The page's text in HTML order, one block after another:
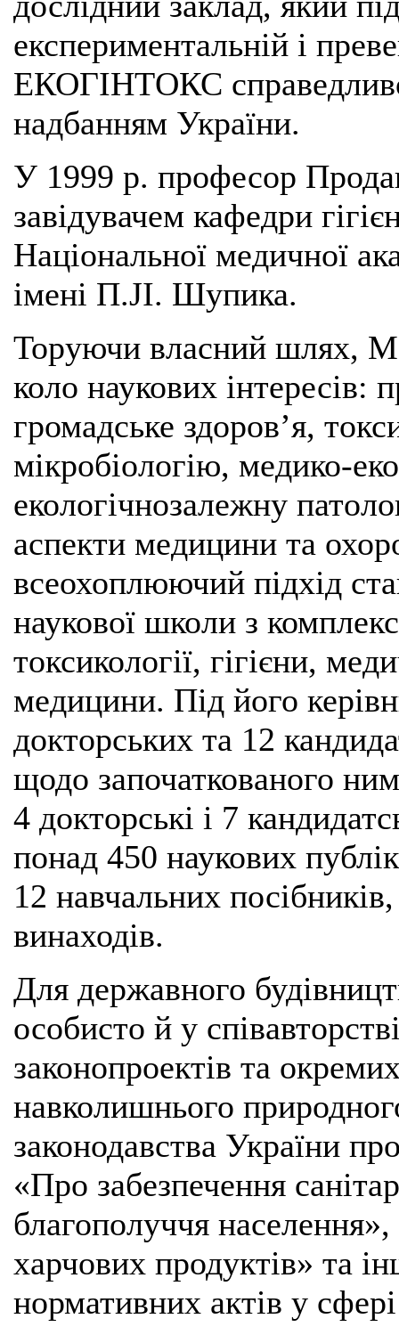
експериментальній і
ЕКОГІНТОКС
надбанням України.
У 1999 р. професор
завідувачем кафедри
Національної медичної
імені П.JI. Шупика.
Торуючи власний шлях,
коло наукових інтересів:
громадське здоров’я,
мікробіологію, медико-
екологічнозалежну
аспекти медицини та
всеохоплюючий підхід
наукової школи з
токсикології, гігієни,
медицини. Під його
докторських та 12
щодо започаткованого
4 докторські і 7
понад 450 наукових
12 навчальних
винаходів.
Для державного
особисто й у
законопроектів та
навколишнього
законодавства України
«Про забезпечення
благополуччя
харчових продуктів» та
нормативних актів у